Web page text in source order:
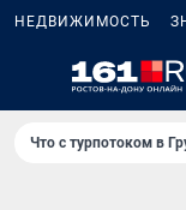
НЕДВИЖИМОСТЬ
Что с турпотоком в